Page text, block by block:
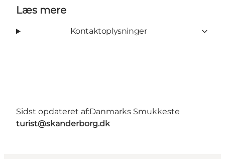
Læs mere
Kontaktoplysninger
Sidst opdateret af:Danmarks Smukkeste
turist@skanderborg.dk